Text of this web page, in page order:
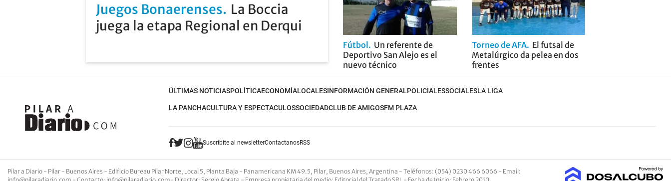
Juegos Bonaerenses La Boccia
juega la etapa Regional en Derqui
Fútbol
Un referente de
Deportivo San Alejo es el
nuevo técnico
Torneo de AFA
El futsal de
Metalúrgico da pelea en dos
frentes
ÚLTIMAS NOTICIASPOLÍTICAECONOMÍALOCALESINFORMACIÓN GENERALPOLICIALESSOCIALESLA LIGA
LA PANCHACULTURA Y ESPECTACULOSSOCIEDADCLUB DE AMIGOSFM PLAZA
Suscribite al newsletterContactanosRSS
Pilar a Diario - Pilar - Buenos Aires - Edificio Bureau Pilar Norte, Local 5, Planta Baja - Panamericana KM 49.5, Pilar, Buenos Aires, Argentina - Teléfonos: (054) 0230 466 6066 - Email: